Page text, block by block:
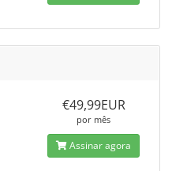
€49,99EUR
por mês
Assinar agora